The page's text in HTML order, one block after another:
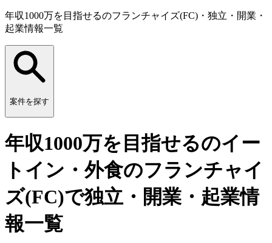
年収1000万を目指せるのフランチャイズ(FC)・独立・開業・
起業情報一覧
案件を探す
年収1000万を目指せるのイー
トイン・外食のフランチャイ
ズ(FC)で独立・開業・起業情
報一覧